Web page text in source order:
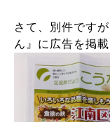
さて、別件です
ん』に広告を掲